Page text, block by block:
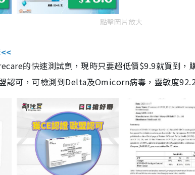
點擊圖片放大
的快速測試劑，現時只要超低價$9.9就買到，
認可，可檢測到Delta及Omicorn病毒，靈敏度